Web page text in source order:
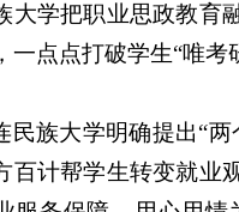
大学把职业思政教育
一点点打破学生“唯考
民族大学明确提出“
百计帮学生转变就业